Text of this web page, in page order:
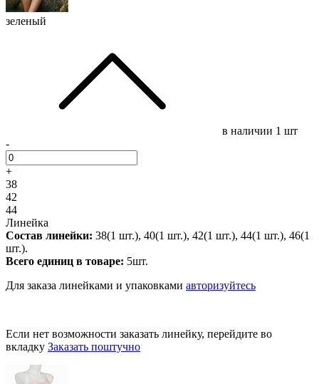
зеленый
в наличии 1 шт
-
+
38
42
44
Линейка
Состав линейки: 38(1 шт.), 40(1 шт.), 42(1 шт.), 44(1 шт.), 46(1
шт.).
Всего единиц в товаре: 5шт.
Для заказа линейками и упаковками авторизуйтесь
Если нет возможности заказать линейку, перейдите во
вкладку Заказать поштучно